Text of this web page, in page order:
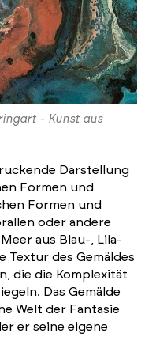
- Kunst aus
Darstellung
Formen und
Formen und
oder andere
aus Blau-, Lila-
Textur des Gemäldes
die die Komplexität
Das Gemälde
Welt der Fantasie
er seine eigene